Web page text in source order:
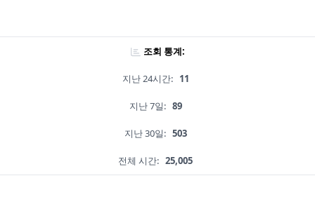
조회 통계:
지난 24시간: 11
지난 7일: 89
지난 30일: 503
전체 시간: 25,005